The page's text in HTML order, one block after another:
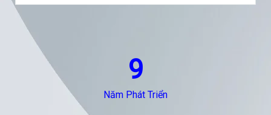
9
Năm Phát Triển